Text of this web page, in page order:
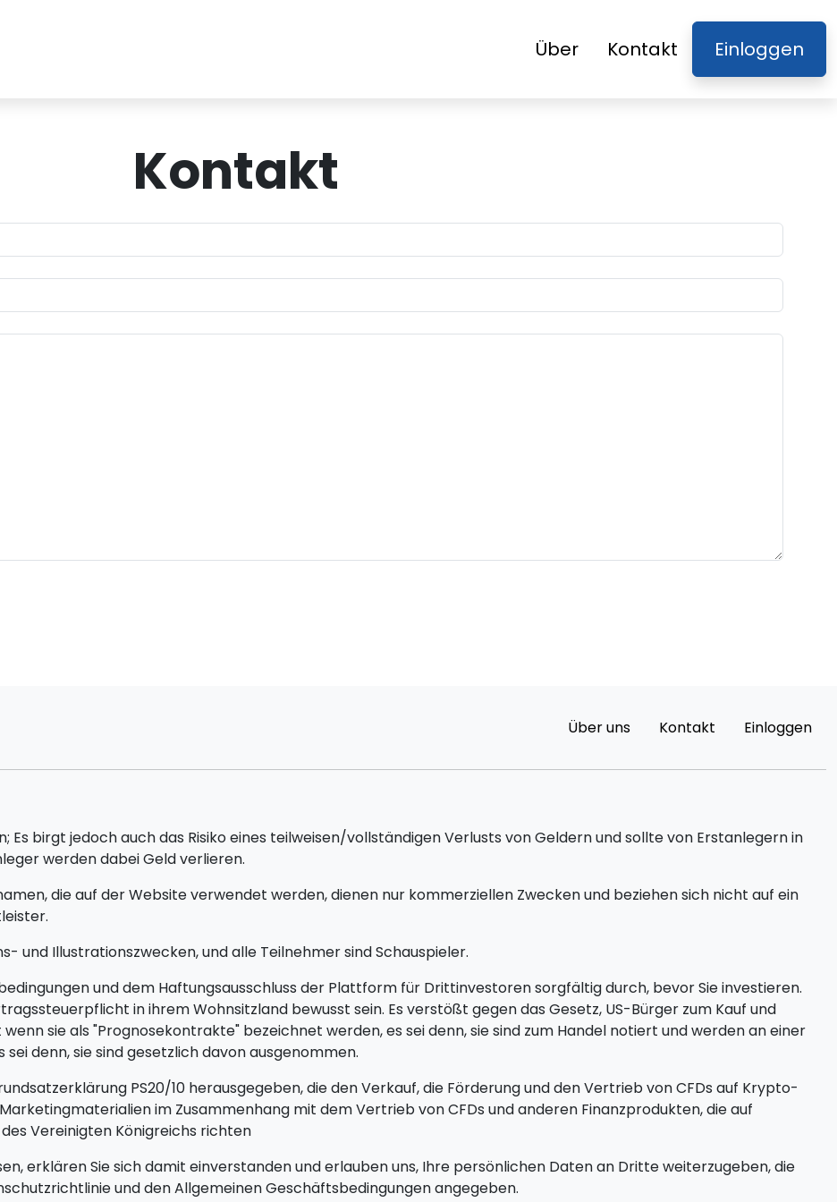
Über Kontakt Einloggen
Kontakt
Über uns Kontakt Einloggen
birgt jedoch auch das Risiko eines teilweisen/vollständigen Verlusts von Geldern und sollte von Erstanlegern in
werden dabei Geld verlieren.
die auf der Website verwendet werden, dienen nur kommerziellen Zwecken und beziehen sich nicht auf ein
und Illustrationszwecken, und alle Teilnehmer sind Schauspieler.
und dem Haftungsausschluss der Plattform für Drittinvestoren sorgfältig durch, bevor Sie investieren.
in ihrem Wohnsitzland bewusst sein. Es verstößt gegen das Gesetz, US-Bürger zum Kauf und
sie als "Prognosekontrakte" bezeichnet werden, es sei denn, sie sind zum Handel notiert und werden an einer
denn, sie sind gesetzlich davon ausgenommen.
PS20/10 herausgegeben, die den Verkauf, die Förderung und den Vertrieb von CFDs auf Krypto-
im Zusammenhang mit dem Vertrieb von CFDs und anderen Finanzprodukten, die auf
Vereinigten Königreichs richten
erklären Sie sich damit einverstanden und erlauben uns, Ihre persönlichen Daten an Dritte weiterzugeben, die
und den Allgemeinen Geschäftsbedingungen angegeben.